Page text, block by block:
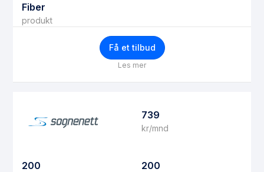
Fiber
produkt
Få et tilbud
Les mer
739
kr/mnd
200 200